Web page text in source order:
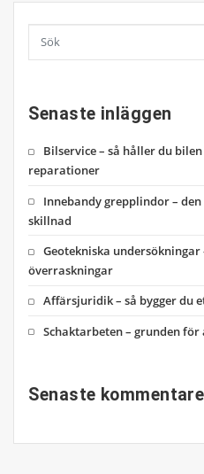
Senaste inläggen
Bilservice – så håller du
reparationer
Innebandy grepplindor –
skillnad
Geotekniska
överraskningar
Affärsjuridik – så bygger du
Schaktarbeten – grunden
Senaste